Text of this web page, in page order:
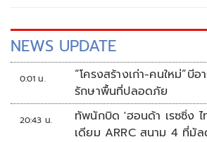
NEWS UPDATE
0:01 น.
“โครงสร้างเก่า-คนใหม่”บีอาร์เอ็น รัฐต
รักษาพื้นที่ปลอดภัย
20:43 น.
ทัพนักบิด 'ฮอนด้า เรซซิ่ง
เดียม ARRC สนาม 4 ที่มัล